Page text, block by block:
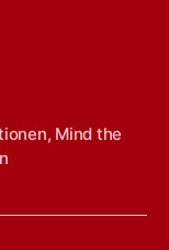
, Mind the